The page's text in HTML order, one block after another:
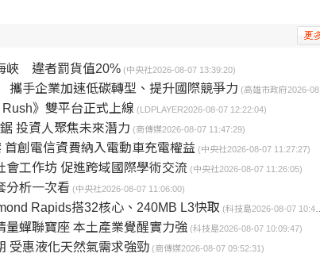
峽 違者罰貨值20% (中央社2026-08-07 13:39:20)
手企業加速低碳轉型、提升國際競爭力 (高雄市政府2026-08-07 12:40:00)
》雙平台正式上線 (LDPLAYER2026-08-07 12:22:04)
投資人聚焦未來潛力 (商傳媒2026-08-07 11:47:29)
創電信資費納入電動車充電權益 (中央社2026-08-07 11:27:27)
工作坊 促進跨域國際學術交流 (中央社2026-08-07 11:26:05)
分析一次看 (中央社2026-08-07 11:06:00)
Rapids搭32核心、240MB L3快取 (科技島2026-08-07 10:48:41)
蟬聯寶座 本土產業覺醒實力強 (科技島2026-08-07 10:09:47)
受惠液化天然氣需求強勁 (商傳媒2026-08-07 09:52:31)